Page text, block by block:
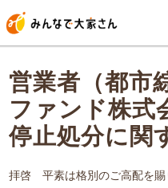
営業者（都市
ファンド株式
停止処分に関
拝啓 平素は格別のご高配を賜